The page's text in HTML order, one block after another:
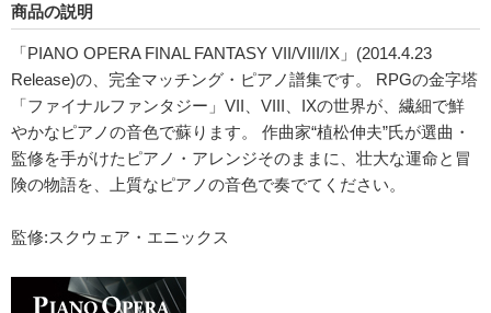
商品の説明
「PIANO OPERA FINAL FANTASY VII/VIII/IX」(2014.4.23
Release)の、完全マッチング・ピアノ譜集です。 RPGの金字塔
「ファイナルファンタジー」VII、VIII、IXの世界が、繊細で鮮
やかなピアノの音色で蘇ります。 作曲家“植松伸夫”氏が選曲・
監修を手がけたピアノ・アレンジそのままに、壮大な運命と冒
険の物語を、上質なピアノの音色で奏でてください。
監修:スクウェア・エニックス